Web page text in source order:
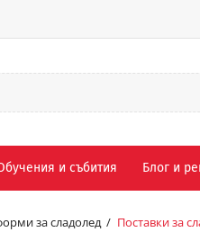
и събития Блог и
за сладолед Поставки за